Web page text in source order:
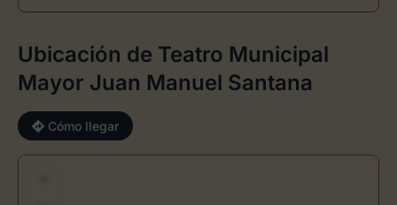
Ubicación de Teatro Municipal
Mayor Juan Manuel Santana
Cómo llegar